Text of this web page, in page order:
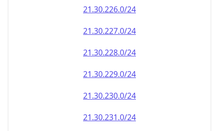
21.30.226.0/24
21.30.227.0/24
21.30.228.0/24
21.30.229.0/24
21.30.230.0/24
21.30.231.0/24